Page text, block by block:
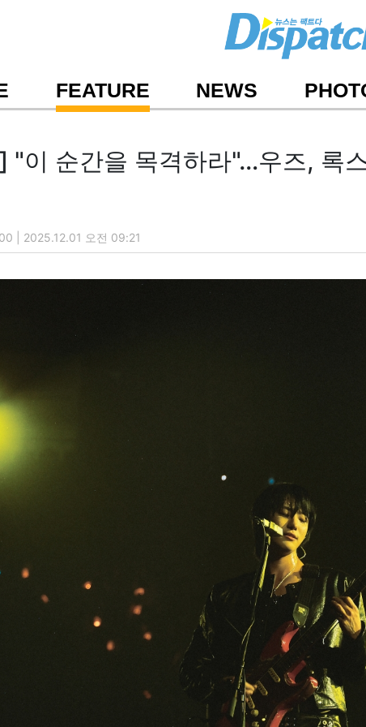
FEATURE NEWS
이 순간을 목격하라"…우즈, 록
| 2025.12.01 오전 09:21